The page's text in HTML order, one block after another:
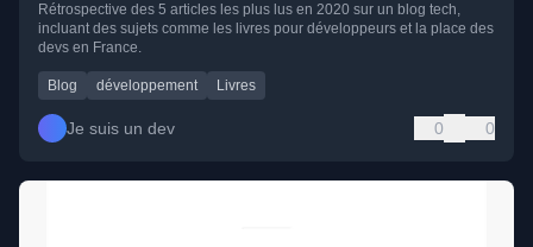
Rétrospective des 5 articles les plus lus en 2020 sur un blog tech,
incluant des sujets comme les livres pour développeurs et la place des
devs en France.
Blog développement Livres
Je suis un dev 0 0